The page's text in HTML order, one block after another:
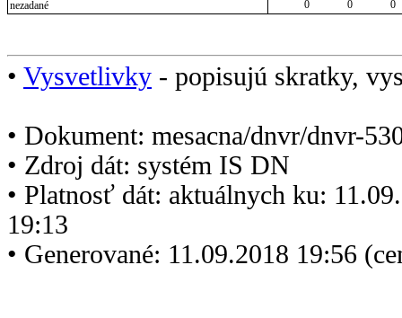
nezadané
0 0 0
• Vysvetlivky - popisujú skratky,
• Dokument: mesacna/dnvr/dnvr-
• Zdroj dát: systém IS DN
• Platnosť dát: aktuálnych ku:
19:13
• Generované: 11.09.2018 19:56